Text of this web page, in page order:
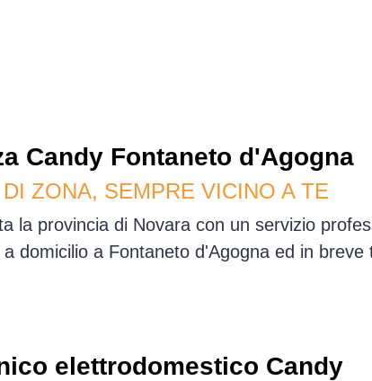
CandyFontaneto d'Agogna
ZONA, SEMPRE VICINO A TE
la provincia di Novara con un servizio
domicilio a Fontaneto d'Agogna ed in breve
elettrodomestico Candy